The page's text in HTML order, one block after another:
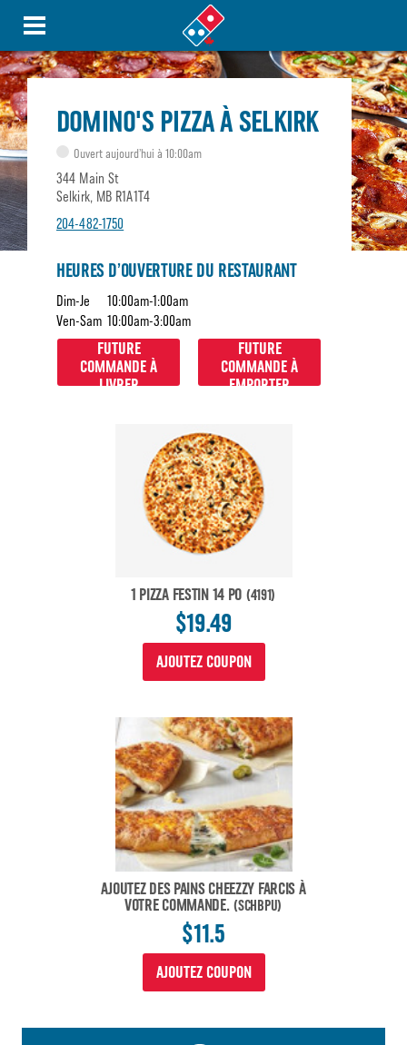
DOMINO'S PIZZA À SELKIRK
Ouvert aujourd’hui à 10:00am
344 Main St
Selkirk, MB R1A1T4
204-482-1750
HEURES D’OUVERTURE DU RESTAURANT
Dim-Je
10:00am-1:00am
Ven-Sam 10:00am-3:00am
FUTURE
COMMANDE À
LIVRER
FUTURE
COMMANDE À
EMPORTER
1 PIZZA FESTIN 14 PO (4191)
$19.49
AJOUTEZ COUPON
AJOUTEZ DES PAINS CHEEZZY FARCIS À
VOTRE COMMANDE. (SCHBPU)
$11.5
AJOUTEZ COUPON